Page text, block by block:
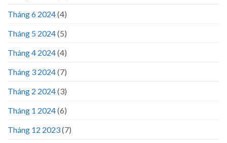
Tháng 6 2024(4)
Tháng 5 2024(5)
Tháng 4 2024(4)
Tháng 3 2024(7)
Tháng 2 2024(3)
Tháng 1 2024(6)
Tháng 12 2023(7)